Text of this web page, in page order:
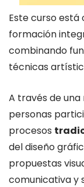
Este curso
formación
combinando
técnicas
A través de
personas
procesos
del diseño
propuestas
comunicativa y